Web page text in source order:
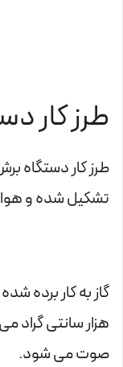
طرز کار
طرز کار دستگاه
تشکیل شده و
هزار سانتی
صوت می شود.